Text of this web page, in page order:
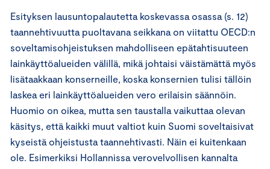
Esityksen lausuntopalautetta koskevassa osassa (s. 12)
taannehtivuutta puoltavana seikkana on viitattu OECD:n
soveltamisohjeistuksen mahdolliseen epätahtisuuteen
lainkäyttöalueiden välillä, mikä johtaisi väistämättä myös
lisätaakkaan konserneille, koska konsernien tulisi tällöin
laskea eri lainkäyttöalueiden vero erilaisin säännöin.
Huomio on oikea, mutta sen taustalla vaikuttaa olevan
käsitys, että kaikki muut valtiot kuin Suomi soveltaisivat
kyseistä ohjeistusta taannehtivasti. Näin ei kuitenkaan
ole. Esimerkiksi Hollannissa verovelvollisen kannalta